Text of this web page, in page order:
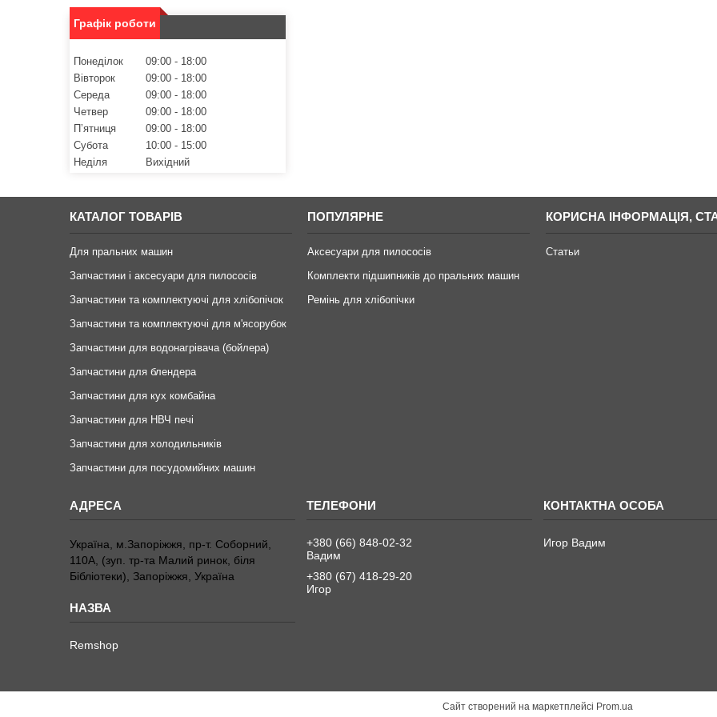
Графік роботи
Понеділок 09:00
18:00
Вівторок
09:00
18:00
Середа
09:00
18:00
Четвер
09:00
18:00
Пʼятниця
09:00
18:00
Субота
10:00
15:00
Неділя
Вихідний
КАТАЛОГ ТОВАРІВ
Для пральних машин
Запчастини і аксесуари для пилососів
Запчастини та комплектуючі для хлібопічок
Запчастини та комплектуючі для м'ясорубок
Запчастини для водонагрівача (бойлера)
Запчастини для блендера
Запчастини для кух комбайна
Запчастини для НВЧ печі
Запчастини для холодильників
Запчастини для посудомийних машин
ПОПУЛЯРНЕ
Аксесуари для пилососів
Комплекти підшипників до пральних машин
Ремінь для хлібопічки
КОРИСНА ІНФОРМАЦІЯ,
Статьи
Україна, м.Запоріжжя, пр-т. Соборний,
110А, (зуп. тр-та Малий ринок, біля
Бібліотеки), Запоріжжя, Україна
Remshop
+380 (66) 848-02-32
Вадим
+380 (67) 418-29-20
Игор
Игор Вадим
Сайт створений на маркетплейсі Prom.ua